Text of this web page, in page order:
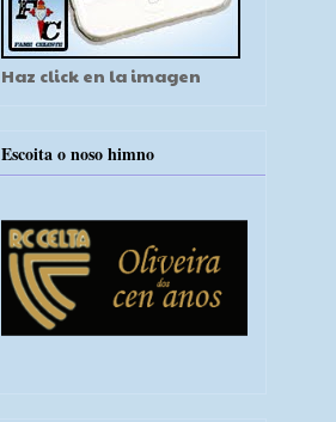
Haz click en la imagen
Escoita o noso himno